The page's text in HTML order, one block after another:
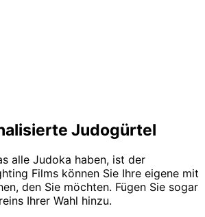
Judogürtel
alle Judoka haben, ist der
Films können Sie Ihre eigene mit
den Sie möchten. Fügen Sie sogar
Ihrer Wahl hinzu.